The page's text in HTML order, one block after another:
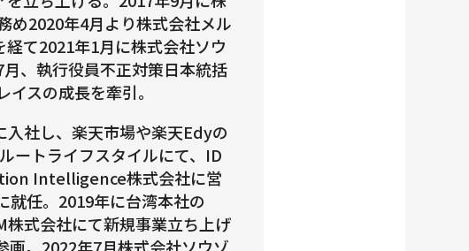
2020年4月より株式会社メル
て2021年1月に株式会社ソウ
、執行役員不正対策日本統括
スの成長を牽引。
社し、楽天市場や楽天Edyの
ートライフスタイルにて、ID
Intelligence株式会社に営
就任。2019年に台湾本社の
式会社にて新規事業立ち上げ